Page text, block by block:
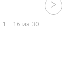
- 16 из 30